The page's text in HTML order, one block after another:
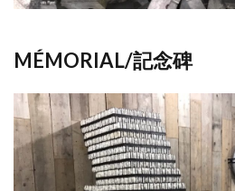
MÉMORIAL/記念碑